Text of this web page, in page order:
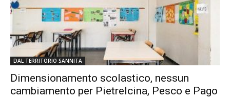
DAL TERRITORIO SANNITA
Dimensionamento scolastico, nessun
cambiamento per Pietrelcina, Pesco e Pago